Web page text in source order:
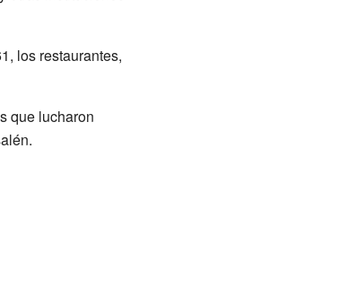
los restaurantes,
que lucharon